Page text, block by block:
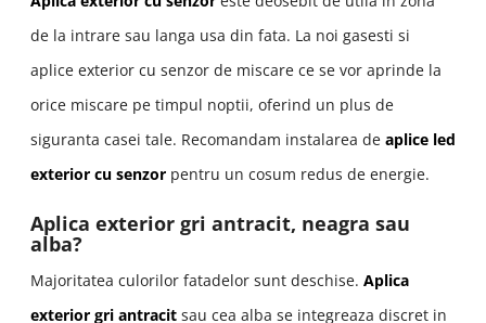
de la intrare sau langa usa din fata. La noi gasesti si
aplice exterior cu senzor de miscare ce se vor aprinde la
orice miscare pe timpul noptii, oferind un plus de
siguranta casei tale. Recomandam instalarea de aplice led
exterior cu senzor pentru un cosum redus de energie.
Aplica exterior gri antracit, neagra sau
alba?
Majoritatea culorilor fatadelor sunt deschise. Aplica
exterior gri antracit sau cea alba se integreaza discret in